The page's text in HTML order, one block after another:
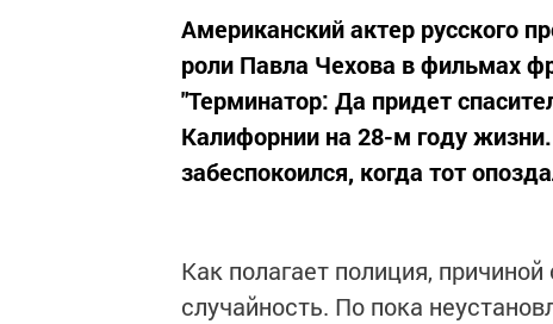
Американский актер русского
роли Павла Чехова в фильмах
"Терминатор: Да придет
Калифорнии на 28-м году
забеспокоился, когда тот
Как полагает полиция,
случайность. По пока